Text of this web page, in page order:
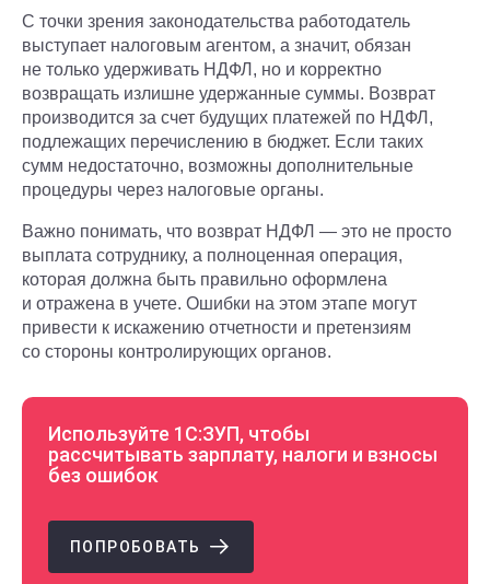
С точки зрения законодательства работодатель
выступает налоговым агентом, а значит, обязан
не только удерживать НДФЛ, но и корректно
возвращать излишне удержанные суммы. Возврат
производится за счет будущих платежей по НДФЛ,
подлежащих перечислению в бюджет. Если таких
сумм недостаточно, возможны дополнительные
процедуры через налоговые органы.
Важно понимать, что возврат НДФЛ — это не просто
выплата сотруднику, а полноценная операция,
которая должна быть правильно оформлена
и отражена в учете. Ошибки на этом этапе могут
привести к искажению отчетности и претензиям
со стороны контролирующих органов.
Используйте 1С:ЗУП, чтобы
рассчитывать зарплату, налоги и взносы
без ошибок
ПОПРОБОВАТЬ